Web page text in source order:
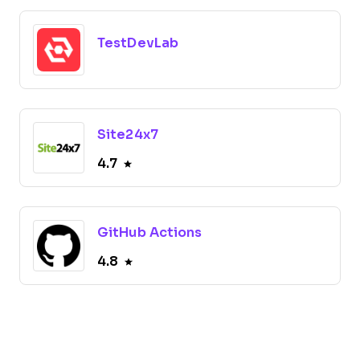
TestDevLab
Site24x7
4.7
GitHub Actions
4.8